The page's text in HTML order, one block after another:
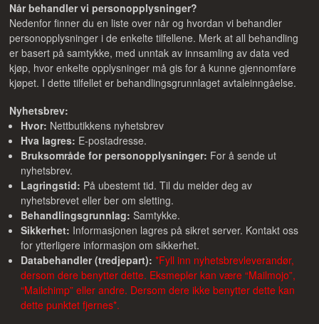
Når behandler vi personopplysninger?
Nedenfor finner du en liste over når og hvordan vi behandler
personopplysninger i de enkelte tilfellene. Merk at all behandling
er basert på samtykke, med unntak av innsamling av data ved
kjøp, hvor enkelte opplysninger må gis for å kunne gjennomføre
kjøpet. I dette tilfellet er behandlingsgrunnlaget avtaleinngåelse.
Nyhetsbrev:
Hvor: Nettbutikkens nyhetsbrev
Hva lagres: E-postadresse.
Bruksområde for personopplysninger: For å sende ut
nyhetsbrev.
Lagringstid: På ubestemt tid. Til du melder deg av
nyhetsbrevet eller ber om sletting.
Behandlingsgrunnlag: Samtykke.
Sikkerhet: Informasjonen lagres på sikret server. Kontakt oss
for ytterligere informasjon om sikkerhet.
Databehandler (tredjepart): *Fyll inn nyhetsbrevleverandør,
dersom dere benytter dette. Eksmepler kan være “Mailmojo”,
“Mailchimp” eller andre. Dersom dere ikke benytter dette kan
dette punktet fjernes*.